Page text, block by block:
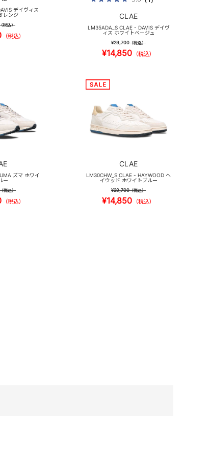
デイヴィス
レンジ
税込）
（税込）
CLAE
LM35ADA_S CLAE - DAVIS デイヴ
ィス ホワイトベージュ
¥29,700（税込）
¥14,850 （税込）
ズマ ホワイ
ー
（税込）
（税込）
CLAE
LM30CHW_S CLAE - HAYWOOD ヘ
イウッド ホワイトブルー
¥29,700（税込）
¥14,850 （税込）